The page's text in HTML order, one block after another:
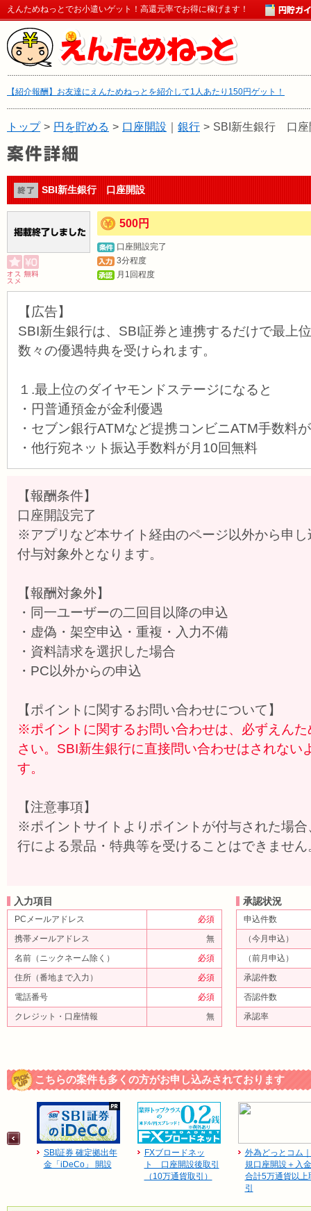
えんためねっとでお小遣いゲット！高還元率でお得に稼げます！
【紹介報酬】お友達にえんためねっとを紹介して1人あたり150円ゲット！
トップ > 円を貯める > 口座開設 銀行 > SBI新生銀行 口座
SBI新生銀行 口座開設
500円
口座開設完了
3分程度
月1回程度
【広告】
SBI新生銀行は、SBI証券と連携するだけで最上
数々の優遇特典を受けられます。
１.最上位のダイヤモンドステージになると
・円普通預金が金利優遇
・セブン銀行ATMなど提携コンビニATM手数料
・他行宛ネット振込手数料が月10回無料
【報酬条件】
口座開設完了
※アプリなど本サイト経由のページ以外から申
付与対象外となります。
【報酬対象外】
・同一ユーザーの二回目以降の申込
・虚偽・架空申込・重複・入力不備
・資料請求を選択した場合
・PC以外からの申込
【ポイントに関するお問い合わせについて】
※ポイントに関するお問い合わせは、必ずえん
さい。SBI新生銀行に直接問い合わせはされない
す。
【注意事項】
※ポイントサイトよりポイントが付与された場
行による景品・特典等を受けることはできません
入力項目
PCメールアドレス
必須
携帯メールアドレス
無
名前（ニックネーム除く）
必須
住所（番地まで入力）
必須
電話番号
必須
クレジット・口座情報
無
承認状況
申込件数
（今月申込）
（前月申込）
承認件数
否認件数
承認率
こちらの案件も多くの方がお申し込みされております
SBI証券 確定拠出年
金「iDeCo」 開設
FXブロードネッ
ト 口座開設後取引
（10万通貨取引）
外為どっとコム
規口座開設＋入
合計5万通貨以上
引